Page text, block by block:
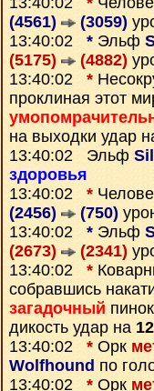
(4561)
(3059)
13:40:02 * Эльф
(5175)
(4882)
13:40:02 *
проклиная этот
на выходки удар
13:40:02 Эльф
здоровья
13:40:02 *
(2456)
(750)
13:40:02 * Эльф
(2673)
(2341)
13:40:02 *
собравшись
загадочный
дикость удар на
13:40:02 * Орк
Wolfhound по
13:40:02 * Орк